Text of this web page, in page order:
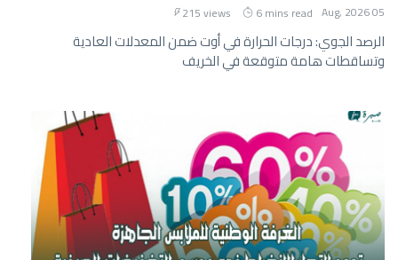
05 Aug, 2026
6 mins read
215 views
الرصد الجوي: درجات الحرارة في أوت ضمن المعدلات العادية
وتساقطات هامة متوقعة في الخريف